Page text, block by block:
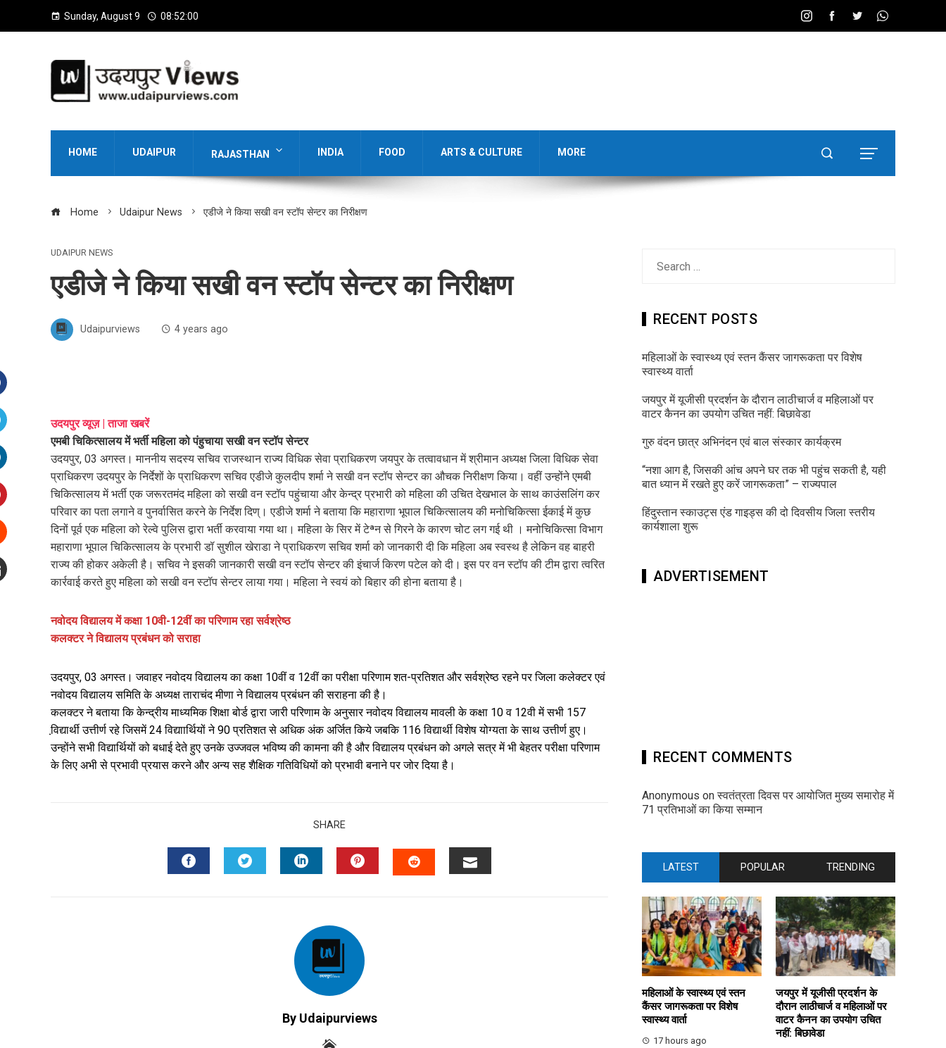
Sunday, August 9 08:52:01
HOME UDAIPUR RAJASTHAN INDIA FOOD ARTS & CULTURE MORE
Home Udaipur News एडीजे ने किया सखी वन स्टॉप सेन्टर का निरीक्षण
UDAIPUR NEWS
एडीजे ने किया सखी वन स्टॉप सेन्टर का निरीक्षण
Udaipurviews 4 years ago
उदयपुर व्यूज़ | ताजा खबरें
एमबी चिकित्सालय में भर्ती महिला को पंहुचाया सखी वन स्टॉप सेन्टर
उदयपुर, 03 अगस्त। माननीय सदस्य सचिव राजस्थान राज्य विधिक सेवा प्राधिकरण जयपुर के तत्वावधान में श्रीमान अध्यक्ष जिला विधिक सेवा
प्राधिकरण उदयपुर के निर्देशों के प्राधिकरण सचिव एडीजे कुलदीप शर्मा ने सखी वन स्टॉप सेन्टर का औचक निरीक्षण किया। वहीं उन्होंने एमबी
चिकित्सालय में भर्ती एक जरूरतमंद महिला को सखी वन स्टॉप पहुंचाया और केन्द्र प्रभारी को महिला की उचित देखभाल के साथ काउंसलिंग कर
परिवार का पता लगाने व पुनर्वासित करने के निर्देश दिण्। एडीजे शर्मा ने बताया कि महाराणा भूपाल चिकित्सालय की मनोचिकित्सा ईकाई में कुछ
दिनों पूर्व एक महिला को रेल्वे पुलिस द्वारा भर्ती करवाया गया था। महिला के सिर में टेªन से गिरने के कारण चोट लग गई थी । मनोचिकित्सा विभाग
महाराणा भूपाल चिकित्सालय के प्रभारी डॉ सुशील खेराडा ने प्राधिकरण सचिव शर्मा को जानकारी दी कि महिला अब स्वस्थ है लेकिन वह बाहरी
राज्य की होकर अकेली है। सचिव ने इसकी जानकारी सखी वन स्टॉप सेन्टर की इंचार्ज किरण पटेल को दी। इस पर वन स्टॉप की टीम द्वारा त्वरित
कार्रवाई करते हुए महिला को सखी वन स्टॉप सेन्टर लाया गया। महिला ने स्वयं को बिहार की होना बताया है।
नवोदय विद्यालय में कक्षा 10वी-12वीं का परिणाम रहा सर्वश्रेष्ठ
कलक्टर ने विद्यालय प्रबंधन को सराहा
उदयपुर, 03 अगस्त। जवाहर नवोदय विद्यालय का कक्षा 10वीं व 12वीं का परीक्षा परिणाम शत-प्रतिशत और सर्वश्रेष्ठ रहने पर जिला कलेक्टर एवं
नवोदय विद्यालय समिति के अध्यक्ष ताराचंद मीणा ने विद्यालय प्रबंधन की सराहना की है।
कलक्टर ने बताया कि केन्द्रीय माध्यमिक शिक्षा बोर्ड द्वारा जारी परिणाम के अनुसार नवोदय विद्यालय मावली के कक्षा 10 व 12वी में सभी 157
वि़द्यार्थी उत्तीर्ण रहे जिसमें 24 विद्याार्थियों ने 90 प्रतिशत से अधिक अंक अर्जित किये जबकि 116 विद्यार्थी विशेष योग्यता के साथ उत्तीर्ण हुए।
उन्होंने सभी विद्यार्थियों को बधाई देते हुए उनके उज्जवल भविष्य की कामना की है और विद्यालय प्रबंधन को अगले सत्र में भी बेहतर परीक्षा परिणाम
के लिए अभी से प्रभावी प्रयास करने और अन्य सह शैक्षिक गतिविधियों को प्रभावी बनाने पर जोर दिया है।
SHARE
By Udaipurviews
RECENT POSTS
महिलाओं के स्वास्थ्य एवं स्तन कैंसर जागरूकता पर विशेष
स्वास्थ्य वार्ता
जयपुर में यूजीसी प्रदर्शन के दौरान लाठीचार्ज व महिलाओं पर
वाटर कैनन का उपयोग उचित नहीं: बिछावेडा
गुरु वंदन छात्र अभिनंदन एवं बाल संस्कार कार्यक्रम
“नशा आग है, जिसकी आंच अपने घर तक भी पहुंच सकती है, यही
बात ध्यान में रखते हुए करें जागरूकता” – राज्यपाल
हिंदुस्तान स्काउट्स एंड गाइड्स की दो दिवसीय जिला स्तरीय
कार्यशाला शुरू
ADVERTISEMENT
RECENT COMMENTS
Anonymous onस्वतंत्रता दिवस पर आयोजित मुख्य समारोह में
71 प्रतिभाओं का किया सम्मान
LATEST POPULAR TRENDING
महिलाओं के स्वास्थ्य एवं स्तन
कैंसर जागरूकता पर विशेष
स्वास्थ्य वार्ता
17 hours ago
जयपुर में यूजीसी प्रदर्शन के
दौरान लाठीचार्ज व महिलाओं पर
वाटर कैनन का उपयोग उचित
नहीं: बिछावेडा